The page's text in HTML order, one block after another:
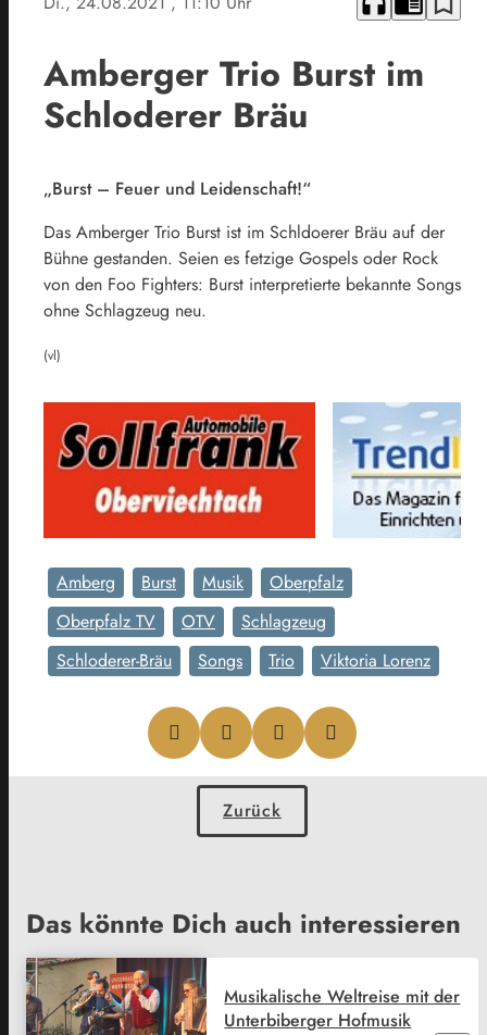
Amberger Trio Burst im
Schloderer Bräu
„Burst – Feuer und Leidenschaft!“
Das Amberger Trio Burst ist im Schldoerer Bräu auf der
Bühne gestanden. Seien es fetzige Gospels oder Rock
von den Foo Fighters: Burst interpretierte bekannte Songs
ohne Schlagzeug neu.
(vl)
Amberg Burst Musik
Oberpfalz
Oberpfalz TV
OTV
Schlagzeug
Schloderer-Bräu
Songs Trio Viktoria Lorenz
Zurück
Das könnte Dich auch interessieren
Musikalische Weltreise mit der
Unterbiberger Hofmusik